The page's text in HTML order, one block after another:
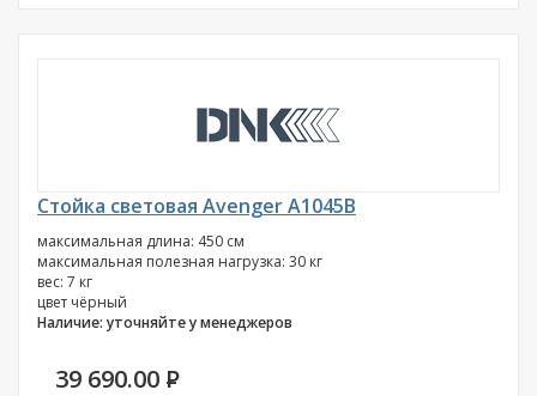
Стойка световая Avenger A1045B
максимальная длина: 450 см
максимальная полезная нагрузка: 30 кг
вес: 7 кг
цвет чёрный
Наличие: уточняйте у менеджеров
39 690.00 P